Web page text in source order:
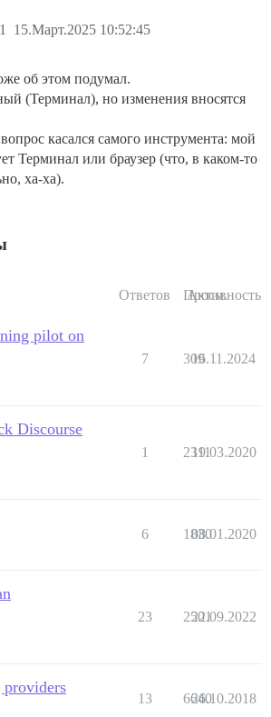
15.Март.2025 10:52:45
об этом подумал.
(Терминал), но изменения вносятся
касался самого инструмента: мой
Терминал или браузер (что, в каком-то
ха-ха).
Ответов Просм.
Активность
pilot on
7 309
16.11.2024
Discourse
1 2311
19.03.2020
6 1830
08.01.2020
23 2501
22.09.2022
providers
13 6640
26.10.2018